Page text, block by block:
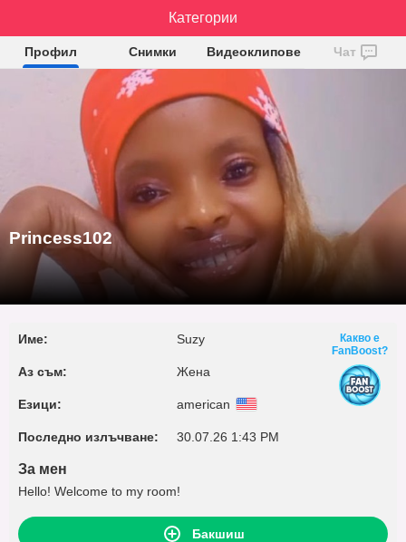
Princess102
Профил Снимки Видеоклипове Чат
Princess102
Име: Suzy
Аз съм: Жена
Езици: american
Последно излъчване: 30.07.26 1:43 PM
Какво е
FanBoost?
За мен
Hello! Welcome to my room!
Бакшиш
Категории